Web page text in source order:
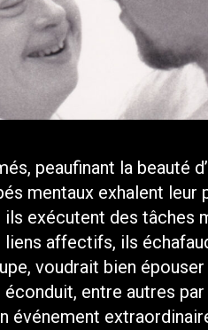
peaufinant la beauté
mentaux exhalent leur
exécutent des tâches
affectifs, ils
voudrait bien épouser
entre autres
événement